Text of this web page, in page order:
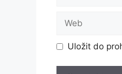
Web
Uložit do